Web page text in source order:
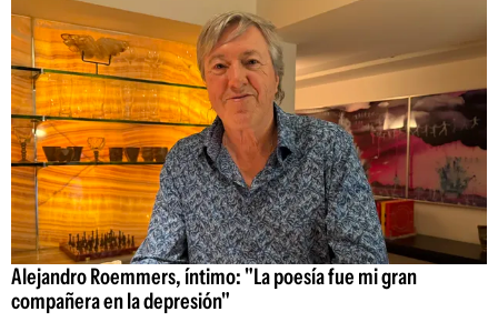
Alejandro Roemmers, íntimo: "La poesía fue mi gran
compañera en la depresión"